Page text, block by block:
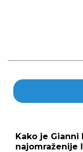
Kako je
najomraženije